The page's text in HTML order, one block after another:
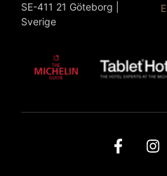
SE-411 21 Göteborg |
Sverige
E